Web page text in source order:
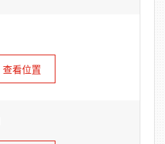
查看位置